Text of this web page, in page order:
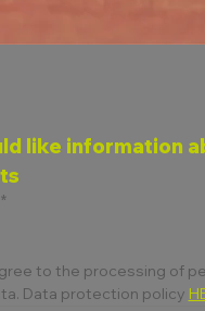
like information
*
to the processing of
Data protection policy